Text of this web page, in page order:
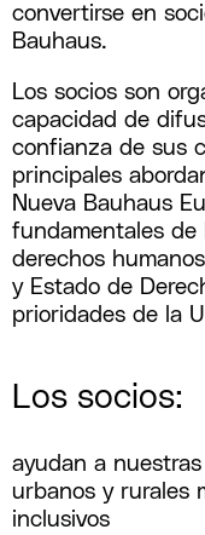
convertirse en
Bauhaus.
Los socios son
capacidad de
confianza de sus
principales
Nueva Bauhaus
fundamentales de
derechos
y Estado de
prioridades de la
Los socios:
ayudan a
urbanos y rurales
inclusivos